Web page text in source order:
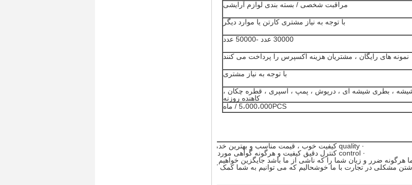
مراقبت شخصی / بسته بندی لوازم آرایشی
با توجه به نیاز مشتری کارتن یا موارد دیگر
30000 عدد -50000 عدد
نمونه های رایگان ، مشتریان هزینه اکسپرس را پرداخت می کنند
با توجه به نیاز مشتری
، بطری شیشه ای ، درپوش ، پمپ ، اسپری ، قطره چکان ،
کاهنده روزنه
5،000،000PCS / ماه
· quality کیفیت خوب ، قیمت مناسب و بهترین خدمات.
· control کنترل دقیق کیفیت و هرگونه گواهی مورد نیاز.